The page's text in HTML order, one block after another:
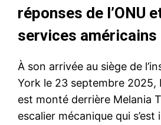
réponses de l’ONU
services américains
À son arrivée au siège de
York le 23 septembre 2025,
est monté derrière Melania
escalier mécanique qui